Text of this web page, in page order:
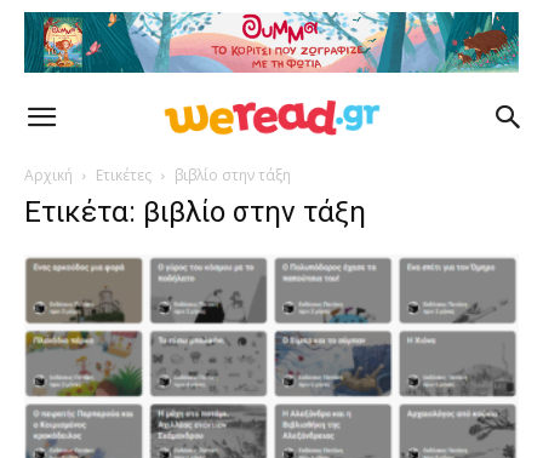
Αρχική Ετικέτες βιβλίο στην τάξη
Ετικέτα: βιβλίο στην τάξη